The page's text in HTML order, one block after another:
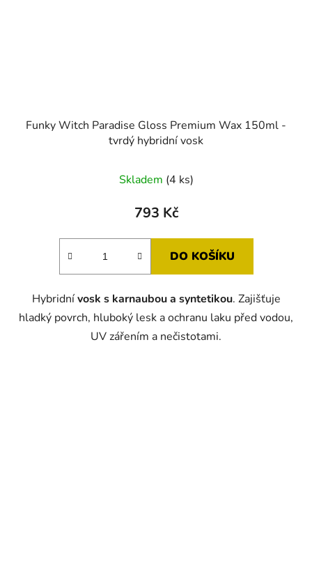
Funky Witch Paradise Gloss Premium Wax 150ml -
tvrdý hybridní vosk
Skladem (4 ks)
793 Kč
DO KOŠÍKU
Hybridnívosk s karnaubou a syntetikou. Zajišťuje
hladký povrch, hluboký lesk a ochranu laku před vodou,
UV zářením a nečistotami.